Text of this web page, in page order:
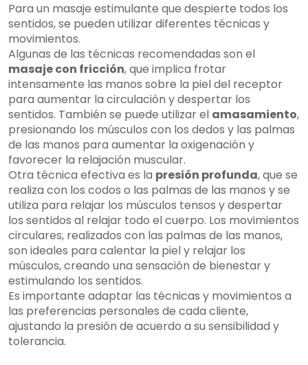
Para un masaje estimulante que despierte todos los
sentidos, se pueden utilizar diferentes técnicas y
movimientos.
Algunas de las técnicas recomendadas son el
masaje con fricción, que implica frotar
intensamente las manos sobre la piel del receptor
para aumentar la circulación y despertar los
sentidos. También se puede utilizar el amasamiento,
presionando los músculos con los dedos y las palmas
de las manos para aumentar la oxigenación y
favorecer la relajación muscular.
Otra técnica efectiva es la presión profunda, que se
realiza con los codos o las palmas de las manos y se
utiliza para relajar los músculos tensos y despertar
los sentidos al relajar todo el cuerpo. Los movimientos
circulares, realizados con las palmas de las manos,
son ideales para calentar la piel y relajar los
músculos, creando una sensación de bienestar y
estimulando los sentidos.
Es importante adaptar las técnicas y movimientos a
las preferencias personales de cada cliente,
ajustando la presión de acuerdo a su sensibilidad y
tolerancia.